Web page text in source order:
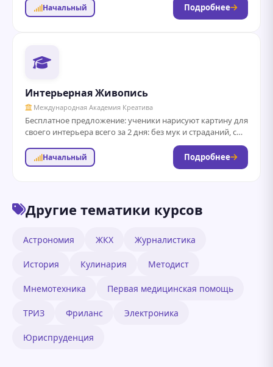
Начальный Подробнее
Интерьерная Живопись
Международная Академия Креатива
Бесплатное предложение: ученики нарисуют картину для
своего интерьера всего за 2 дня: без мук и страданий, с
Начальный Подробнее
Другие тематики курсов
Астрономия ЖКХ Журналистика
История Кулинария Методист
Мнемотехника Первая медицинская помощь
ТРИЗ Фриланс Электроника
Юриспруденция